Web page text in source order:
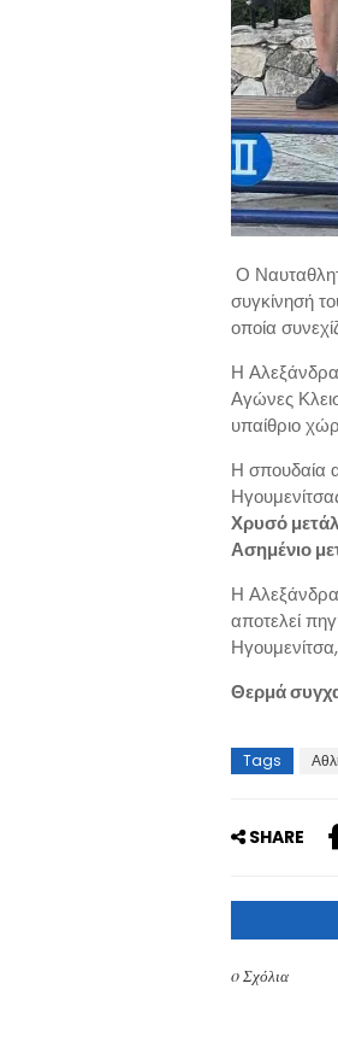
Ο
συγκίνησή
οποία
Η Αλεξάνδρα
Αγώνες
υπαίθριο
Η σπουδαία
Χρυσό
Ασημένιο
Η Αλεξάνδρα
αποτελεί
Θερμά
Tags
SHARE
0 Σχόλια